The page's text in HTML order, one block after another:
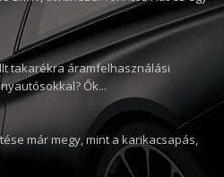
takarékra áramfelhasználási
Ők...
már megy, mint a karikacsapás,